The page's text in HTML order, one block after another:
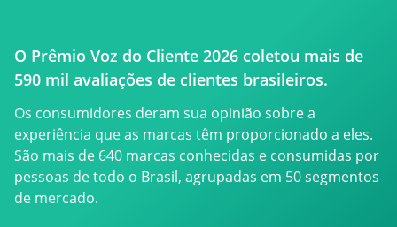
O Prêmio Voz do Cliente 2026 coletou mais de
590 mil avaliações de clientes brasileiros.
Os consumidores deram sua opinião sobre a
experiência que as marcas têm proporcionado a eles.
São mais de 640 marcas conhecidas e consumidas por
pessoas de todo o Brasil, agrupadas em 50 segmentos
de mercado.